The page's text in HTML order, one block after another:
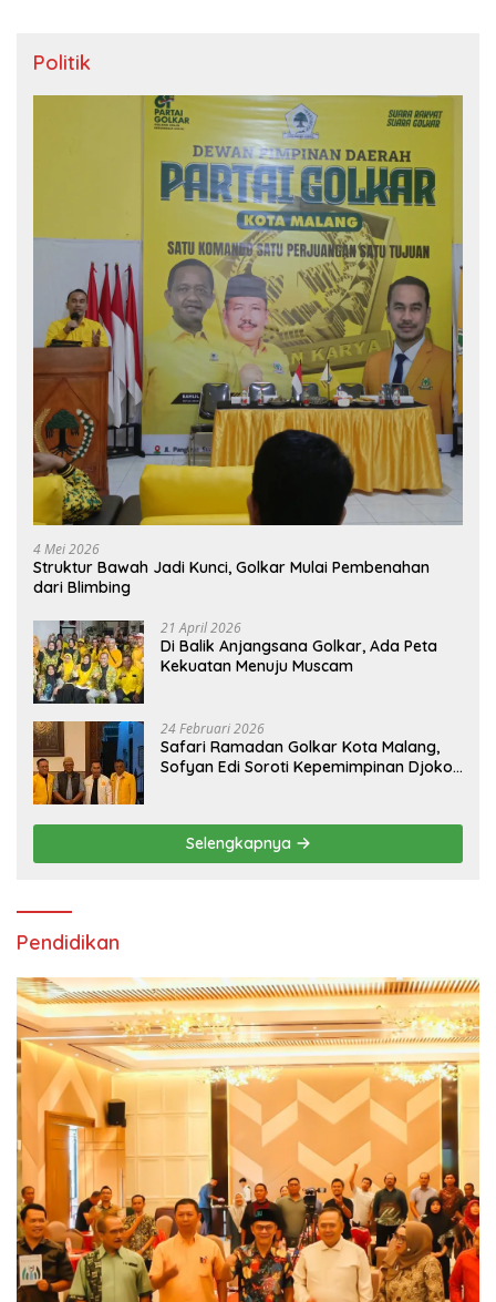
Politik
4 Mei 2026
Struktur Bawah Jadi Kunci, Golkar Mulai Pembenahan
dari Blimbing
21 April 2026
Di Balik Anjangsana Golkar, Ada Peta
Kekuatan Menuju Muscam
24 Februari 2026
Safari Ramadan Golkar Kota Malang,
Sofyan Edi Soroti Kepemimpinan Djoko
Selengkapnya
Pendidikan